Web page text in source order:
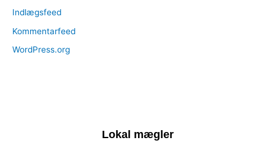
Indlægsfeed
Kommentarfeed
WordPress.org
Lokal mægler